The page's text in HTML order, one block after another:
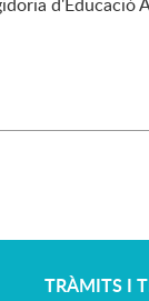
TRÀMITS I